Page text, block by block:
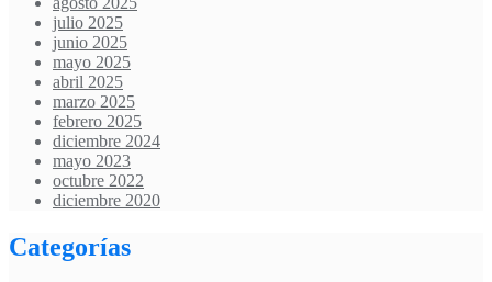
julio 2025
junio 2025
mayo 2025
abril 2025
marzo 2025
febrero 2025
diciembre 2024
mayo 2023
octubre 2022
diciembre 2020
Categorías